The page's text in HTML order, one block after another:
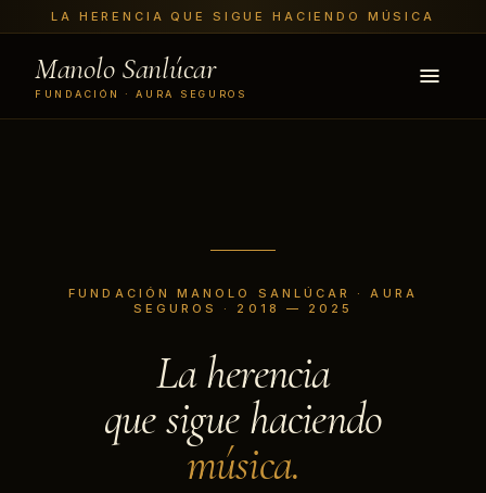
LA HERENCIA QUE SIGUE HACIENDO MÚSICA
Manolo Sanlúcar
FUNDACIÓN · AURA SEGUROS
FUNDACIÓN MANOLO SANLÚCAR · AURA
SEGUROS · 2018 — 2025
La herencia
que sigue haciendo
música.